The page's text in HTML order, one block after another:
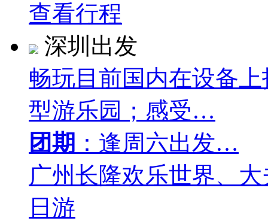
查看行程
深圳出发
畅玩目前国内在设备
型游乐园；感受…
团期 ：逢周六出发…
广州长隆欢乐世界、
日游